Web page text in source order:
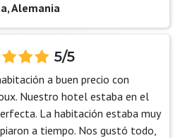
Alemania
5/5
a buen precio con
Nuestro hotel estaba en el
La habitación estaba muy
a tiempo. Nos gustó todo,